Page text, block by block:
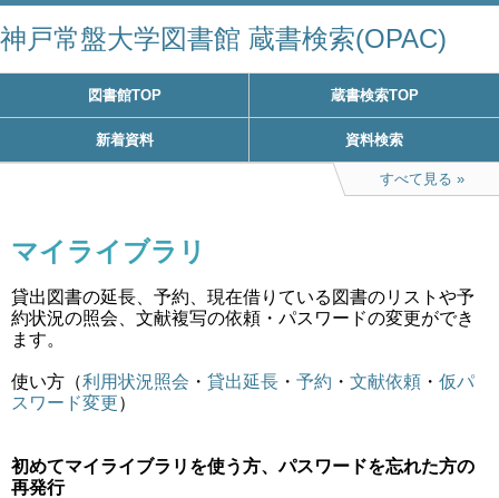
神戸常盤大学図書館 蔵書検索(OPAC)
図書館TOP 蔵書検索TOP
新着資料 資料検索
すべて見る
マイライブラリ
貸出図書の延長、予約、現在借りている図書のリストや予
約状況の照会、文献複写の依頼・パスワードの変更ができ
ます。
使い方（利用状況照会 ・ 貸出延長 ・ 予約 ・ 文献依頼 ・ 仮パ
スワード変更）
初めてマイライブラリを使う方、パスワードを忘れた方の
再発行